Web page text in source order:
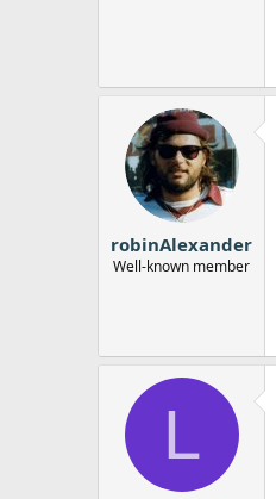
robinAlexander
Well-known member
L